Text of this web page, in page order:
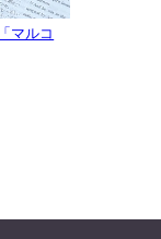
マルコ